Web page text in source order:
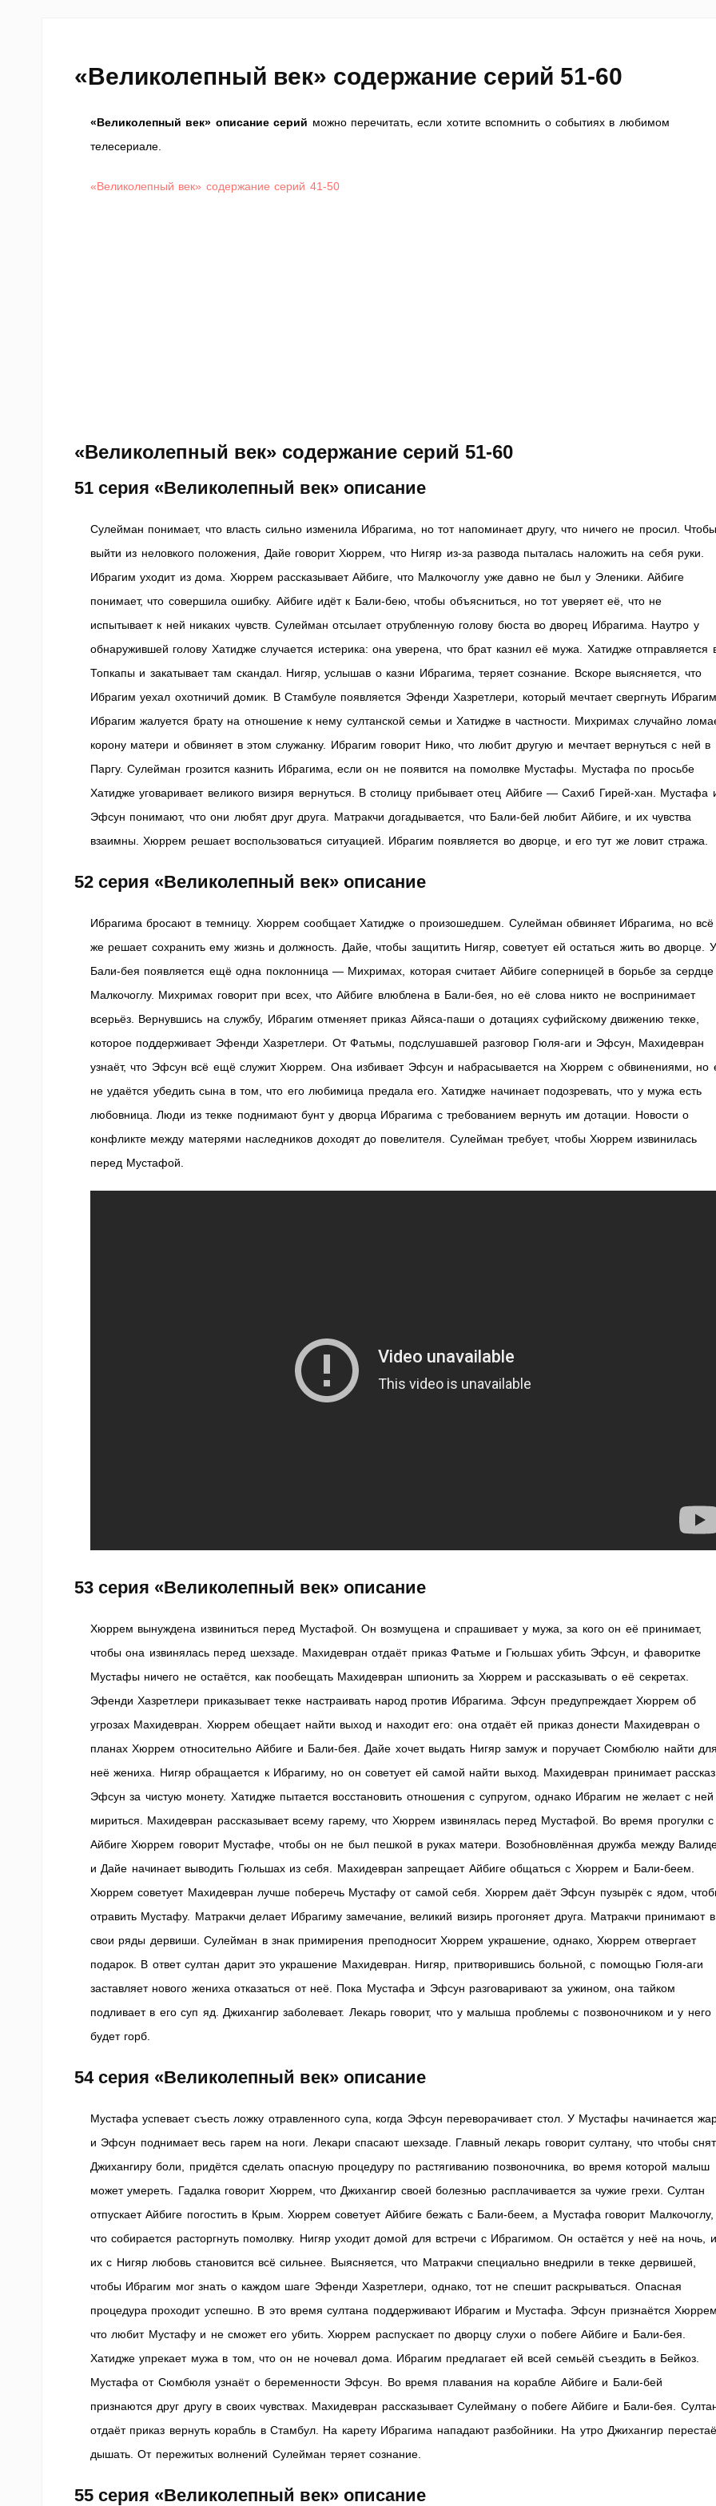
«Великолепный век» содержание серий 51-60
«Великолепный век» описание серий можно перечитать, если хотите вспомнить о событиях в любимом
телесериале.
«Великолепный век» содержание серий 41-50
«Великолепный век» содержание серий 51-60
51 серия «Великолепный век» описание
Сулейман понимает, что власть сильно изменила Ибрагима, но тот напоминает другу, что ничего не просил.
выйти из неловкого положения, Дайе говорит Хюррем, что Нигяр из-за развода пыталась наложить на себя руки.
Ибрагим уходит из дома. Хюррем рассказывает Айбиге, что Малкочоглу уже давно не был у Эленики. Айбиге
понимает, что совершила ошибку. Айбиге идёт к Бали-бею, чтобы объясниться, но тот уверяет её, что не
испытывает к ней никаких чувств. Сулейман отсылает отрубленную голову бюста во дворец Ибрагима. Наутро у
обнаружившей голову Хатидже случается истерика: она уверена, что брат казнил её мужа. Хатидже отправляется
Топкапы и закатывает там скандал. Нигяр, услышав о казни Ибрагима, теряет сознание. Вскоре выясняется, что
Ибрагим уехал охотничий домик. В Стамбуле появляется Эфенди Хазретлери, который мечтает свергнуть
Ибрагим жалуется брату на отношение к нему султанской семьи и Хатидже в частности. Михримах случайно
корону матери и обвиняет в этом служанку. Ибрагим говорит Нико, что любит другую и мечтает вернуться с ней в
Паргу. Сулейман грозится казнить Ибрагима, если он не появится на помолвке Мустафы. Мустафа по просьбе
Хатидже уговаривает великого визиря вернуться. В столицу прибывает отец Айбиге — Сахиб Гирей-хан. Мустафа
Эфсун понимают, что они любят друг друга. Матракчи догадывается, что Бали-бей любит Айбиге, и их чувства
взаимны. Хюррем решает воспользоваться ситуацией. Ибрагим появляется во дворце, и его тут же ловит стража.
52 серия «Великолепный век» описание
Ибрагима бросают в темницу. Хюррем сообщает Хатидже о произошедшем. Сулейман обвиняет Ибрагима, но всё
же решает сохранить ему жизнь и должность. Дайе, чтобы защитить Нигяр, советует ей остаться жить во дворце. У
Бали-бея появляется ещё одна поклонница — Михримах, которая считает Айбиге соперницей в борьбе за сердце
Малкочоглу. Михримах говорит при всех, что Айбиге влюблена в Бали-бея, но её слова никто не воспринимает
всерьёз. Вернувшись на службу, Ибрагим отменяет приказ Айяса-паши о дотациях суфийскому движению текке,
которое поддерживает Эфенди Хазретлери. От Фатьмы, подслушавшей разговор Гюля-аги и Эфсун, Махидевран
узнаёт, что Эфсун всё ещё служит Хюррем. Она избивает Эфсун и набрасывается на Хюррем с обвинениями, но
не удаётся убедить сына в том, что его любимица предала его. Хатидже начинает подозревать, что у мужа есть
любовница. Люди из текке поднимают бунт у дворца Ибрагима с требованием вернуть им дотации. Новости о
конфликте между матерями наследников доходят до повелителя. Сулейман требует, чтобы Хюррем извинилась
перед Мустафой.
53 серия «Великолепный век» описание
Хюррем вынуждена извиниться перед Мустафой. Он возмущена и спрашивает у мужа, за кого он её принимает,
чтобы она извинялась перед шехзаде. Махидевран отдаёт приказ Фатьме и Гюльшах убить Эфсун, и фаворитке
Мустафы ничего не остаётся, как пообещать Махидевран шпионить за Хюррем и рассказывать о её секретах.
Эфенди Хазретлери приказывает текке настраивать народ против Ибрагима. Эфсун предупреждает Хюррем об
угрозах Махидевран. Хюррем обещает найти выход и находит его: она отдаёт ей приказ донести Махидевран о
планах Хюррем относительно Айбиге и Бали-бея. Дайе хочет выдать Нигяр замуж и поручает Сюмбюлю найти
неё жениха. Нигяр обращается к Ибрагиму, но он советует ей самой найти выход. Махидевран принимает рассказ
Эфсун за чистую монету. Хатидже пытается восстановить отношения с супругом, однако Ибрагим не желает с ней
мириться. Махидевран рассказывает всему гарему, что Хюррем извинялась перед Мустафой. Во время прогулки с
Айбиге Хюррем говорит Мустафе, чтобы он не был пешкой в руках матери. Возобновлённая дружба между
и Дайе начинает выводить Гюльшах из себя. Махидевран запрещает Айбиге общаться с Хюррем и Бали-беем.
Хюррем советует Махидевран лучше поберечь Мустафу от самой себя. Хюррем даёт Эфсун пузырёк с ядом,
отравить Мустафу. Матракчи делает Ибрагиму замечание, великий визирь прогоняет друга. Матракчи принимают в
свои ряды дервиши. Сулейман в знак примирения преподносит Хюррем украшение, однако, Хюррем отвергает
подарок. В ответ султан дарит это украшение Махидевран. Нигяр, притворившись больной, с помощью Гюля-аги
заставляет нового жениха отказаться от неё. Пока Мустафа и Эфсун разговаривают за ужином, она тайком
подливает в его суп яд. Джихангир заболевает. Лекарь говорит, что у малыша проблемы с позвоночником и у него
будет горб.
54 серия «Великолепный век» описание
Мустафа успевает съесть ложку отравленного супа, когда Эфсун переворачивает стол. У Мустафы начинается
и Эфсун поднимает весь гарем на ноги. Лекари спасают шехзаде. Главный лекарь говорит султану, что чтобы
Джихангиру боли, придётся сделать опасную процедуру по растягиванию позвоночника, во время которой малыш
может умереть. Гадалка говорит Хюррем, что Джихангир своей болезнью расплачивается за чужие грехи. Султан
отпускает Айбиге погостить в Крым. Хюррем советует Айбиге бежать с Бали-беем, а Мустафа говорит Малкочоглу,
что собирается расторгнуть помолвку. Нигяр уходит домой для встречи с Ибрагимом. Он остаётся у неё на ночь, и
их с Нигяр любовь становится всё сильнее. Выясняется, что Матракчи специально внедрили в текке дервишей,
чтобы Ибрагим мог знать о каждом шаге Эфенди Хазретлери, однако, тот не спешит раскрываться. Опасная
процедура проходит успешно. В это время султана поддерживают Ибрагим и Мустафа. Эфсун признаётся
что любит Мустафу и не сможет его убить. Хюррем распускает по дворцу слухи о побеге Айбиге и Бали-бея.
Хатидже упрекает мужа в том, что он не ночевал дома. Ибрагим предлагает ей всей семьёй съездить в Бейкоз.
Мустафа от Сюмбюля узнаёт о беременности Эфсун. Во время плавания на корабле Айбиге и Бали-бей
признаются друг другу в своих чувствах. Махидевран рассказывает Сулейману о побеге Айбиге и Бали-бея.
отдаёт приказ вернуть корабль в Стамбул. На карету Ибрагима нападают разбойники. На утро Джихангир
дышать. От пережитых волнений Сулейман теряет сознание.
55 серия «Великолепный век» описание